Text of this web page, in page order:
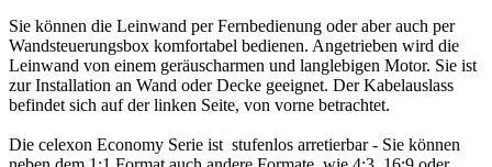
Sie können die Leinwand per Fernbedienung oder aber auch per
Wandsteuerungsbox komfortabel bedienen. Angetrieben wird die
Leinwand von einem geräuscharmen und langlebigen Motor. Sie ist
zur Installation an Wand oder Decke geeignet. Der Kabelauslass
befindet sich auf der linken Seite, von vorne betrachtet.
Die celexon Economy Serie ist stufenlos arretierbar - Sie können